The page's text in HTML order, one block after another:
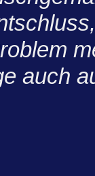
auch